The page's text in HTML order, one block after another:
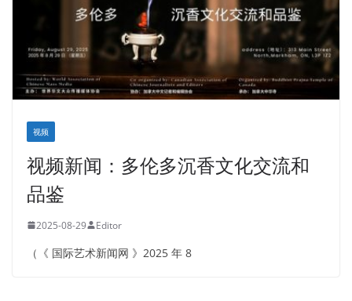
视频
视频新闻：多伦多沉香文化交流和
品鉴
2025-08-29 Editor
（《 国际艺术新闻网 》2025 年 8